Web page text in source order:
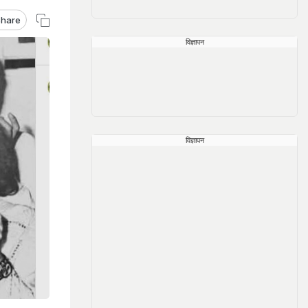
विज्ञापन
विज्ञापन